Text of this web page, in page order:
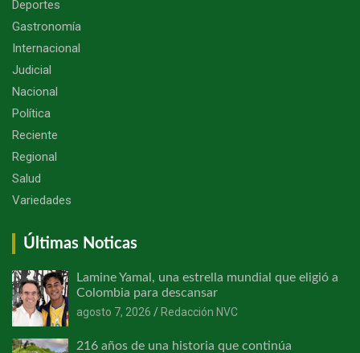
Deportes
Gastronomía
Internacional
Judicial
Nacional
Política
Reciente
Regional
Salud
Variedades
Últimas Noticas
Lamine Yamal, una estrella mundial que eligió a
Colombia para descansar
agosto 7, 2026
Redacción NVC
216 años de una historia que continúa